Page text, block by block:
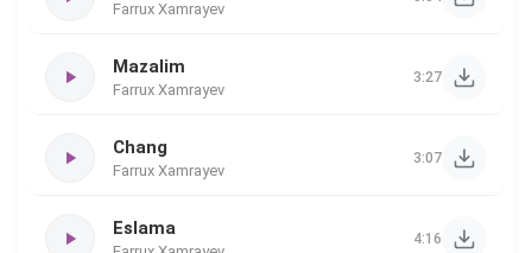
Farrux Xamrayev
Mazalim
Farrux Xamrayev
3:27
Chang
Farrux Xamrayev
3:07
Eslama
4:16